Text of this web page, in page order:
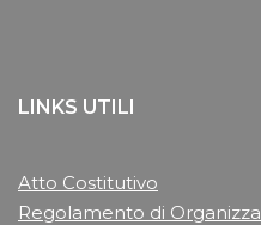
LINKS UTILI
Atto Costitutivo
Regolamento di